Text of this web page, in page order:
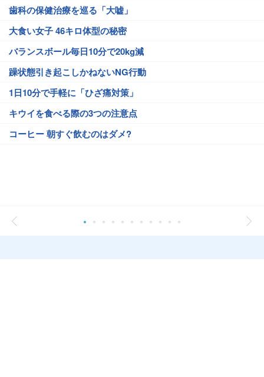
歯科の保健治療を巡る「大嘘」
大食い女子 46キロ体型の秘密
バランスボール毎日10分で20kg減
躁状態引き起こしかねないNG行動
1日10分で手軽に「ひざ痛対策」
キウイを食べる際の3つの注意点
コーヒー 朝すぐ飲むのはダメ?